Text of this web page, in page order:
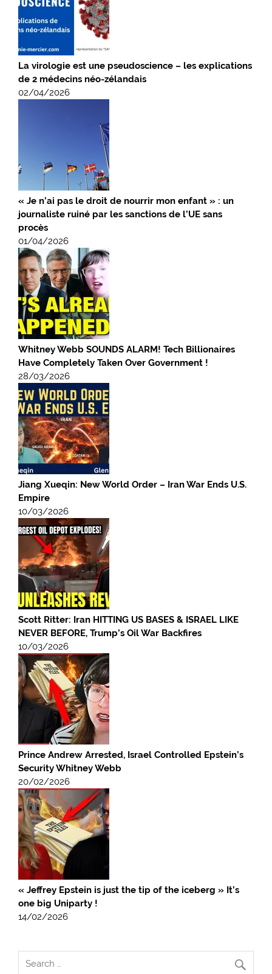
La virologie est une pseudoscience – les explications
de 2 médecins néo-zélandais
02/04/2026
« Je n’ai pas le droit de nourrir mon enfant » : un
journaliste ruiné par les sanctions de l’UE sans
procès
01/04/2026
Whitney Webb SOUNDS ALARM! Tech Billionaires
Have Completely Taken Over Government !
28/03/2026
Jiang Xueqin: New World Order – Iran War Ends U.S.
Empire
10/03/2026
Scott Ritter: Iran HITTING US BASES & ISRAEL LIKE
NEVER BEFORE, Trump’s Oil War Backfires
10/03/2026
Prince Andrew Arrested, Israel Controlled Epstein’s
Security Whitney Webb
20/02/2026
« Jeffrey Epstein is just the tip of the iceberg » It’s
one big Uniparty !
14/02/2026